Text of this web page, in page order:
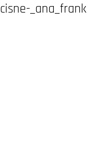
_ana_frank